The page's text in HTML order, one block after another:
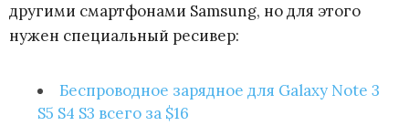
другими смартфонами Samsung, но для этого
нужен специальный ресивер:
Беспроводное зарядное для Galaxy Note 3
S5 S4 S3 всего за $16